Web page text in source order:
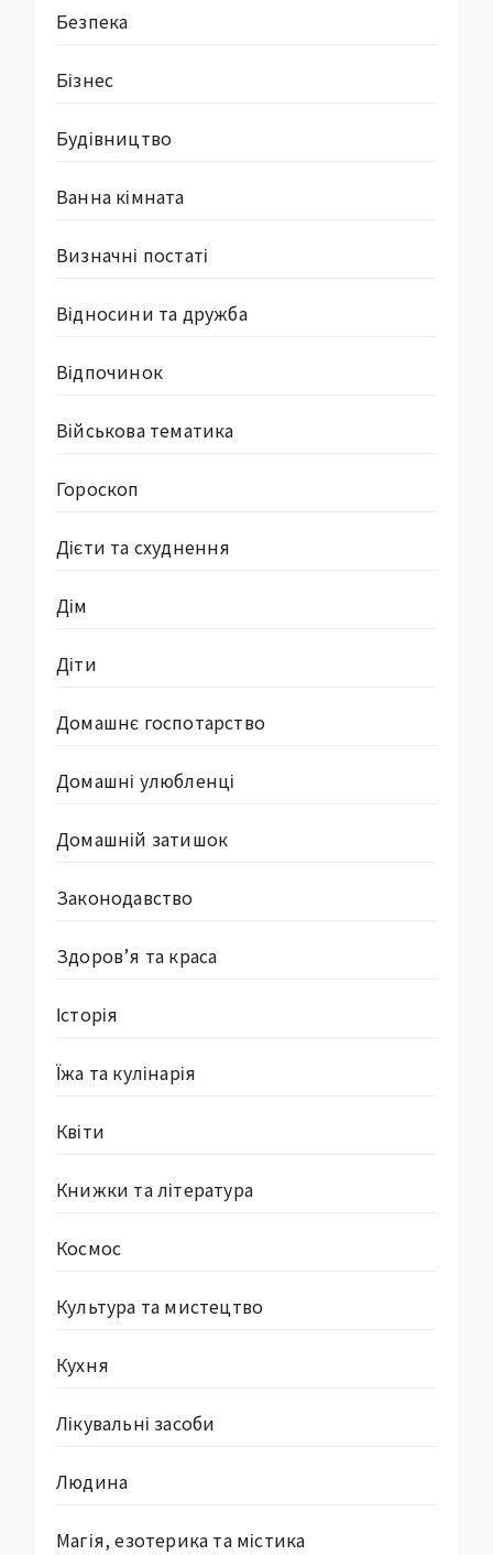
Безпека
Бізнес
Будівництво
Ванна кімната
Визначні постаті
Відносини та дружба
Відпочинок
Військова тематика
Гороскоп
Дієти та схуднення
Дім
Діти
Домашнє госпотарство
Домашні улюбленці
Домашній затишок
Законодавство
Здоров’я та краса
Історія
Їжа та кулінарія
Квіти
Книжки та література
Космос
Культура та мистецтво
Кухня
Лікувальні засоби
Людина
Магія, езотерика та містика